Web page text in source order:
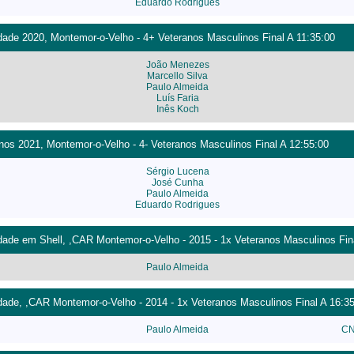
Eduardo Rodrigues
2020, Montemor-o-Velho - 4+ Veteranos Masculinos Final A 11:35:00
João Menezes
Marcello Silva
Paulo Almeida
Luís Faria
Inês Koch
2021, Montemor-o-Velho - 4- Veteranos Masculinos Final A 12:55:00
Sérgio Lucena
José Cunha
Paulo Almeida
Eduardo Rodrigues
em Shell, ,CAR Montemor-o-Velho - 2015 - 1x Veteranos Masculinos
Paulo Almeida
,CAR Montemor-o-Velho - 2014 - 1x Veteranos Masculinos Final A
Paulo Almeida